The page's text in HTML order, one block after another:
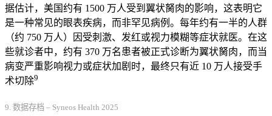
据估计，美国约有 1500 万人受到翼状胬肉的影响，这表明它
是一种常见的眼表疾病，而非罕见病例。每年约有一半的人群
（约 750 万人）因受刺激、发红或视力模糊等症状就医。在这
些就诊者中，约有 370 万名患者被正式诊断为翼状胬肉，而当
病变严重影响视力或症状加剧时，最终只有近 10 万人接受手
术切除9
9. 数据存档 – Syneos Health 2025